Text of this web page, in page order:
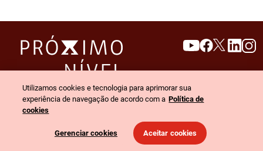
search
© 2026 Claro empresas. Todos os direitos reservados.
Política de privacidade
Utilizamos cookies e tecnologia para aprimorar sua
experiência de navegação de acordo com a Política de
cookies
Gerenciar cookies Aceitar cookies